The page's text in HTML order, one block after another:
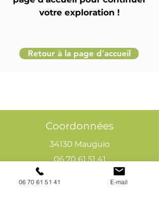
votre exploration !
Retour à la page d'accueil
Coordonnées
34130 Mauguio
06 70 61 51 41
cogivia@gmail.com
06 70 61 51 41 E-mail